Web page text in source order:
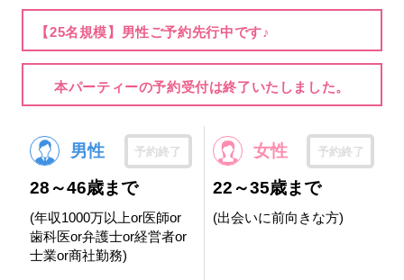
【25名規模】男性ご予約先行中です♪
本パーティーの予約受付は終了いたしました。
男性 予約終了
28～46歳まで
(年収1000万以上or医師or
歯科医or弁護士or経営者or
士業or商社勤務)
女性 予約終了
22～35歳まで
(出会いに前向きな方)